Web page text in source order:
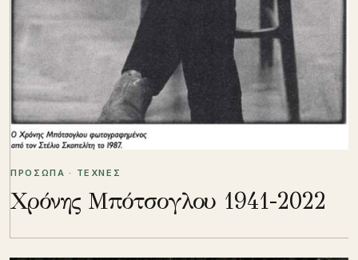
ΠΡΟΣΩΠΑ · ΤΕΧΝΕΣ
Χρόνης Μπότσογλου 1941-2022